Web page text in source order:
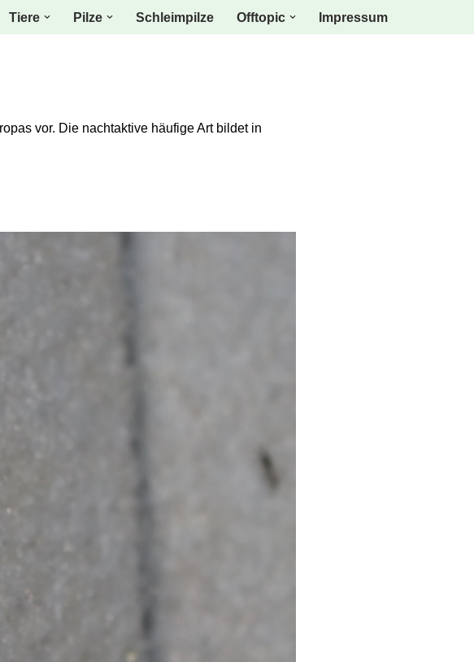
Tiere Pilze Schleimpilze Offtopic Impressum
vor. Die nachtaktive häufige Art bildet in